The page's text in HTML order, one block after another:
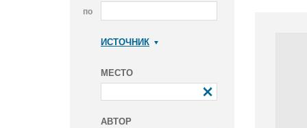
по
ИСТОЧНИК
МЕСТО
АВТОР